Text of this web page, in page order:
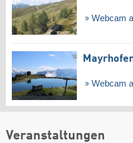
Webcam
Webcam
Veranstaltungen